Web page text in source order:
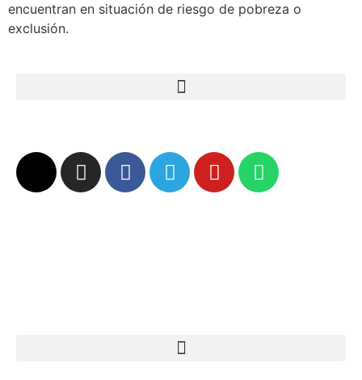
encuentran en situación de riesgo de pobreza o
exclusión.